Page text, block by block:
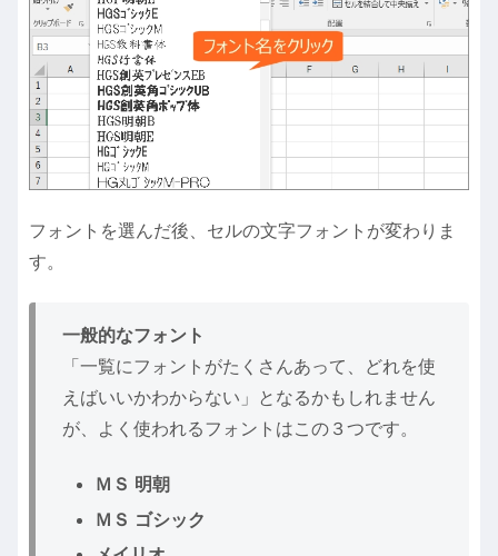
フォントを選んだ後、セルの文字フォントが変わりま
す。
一般的なフォント
「一覧にフォントがたくさんあって、どれを使
えばいいかわからない」
となるかもしれません
が、よく使われるフォントはこの３つです。
ＭＳ 明朝
ＭＳ ゴシック